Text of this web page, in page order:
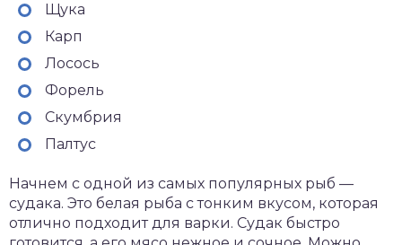
Щука
Карп
Лосось
Форель
Скумбрия
Палтус
Начнем с одной из самых популярных рыб —
судака. Это белая рыба с тонким вкусом, которая
отлично подходит для варки. Судак быстро